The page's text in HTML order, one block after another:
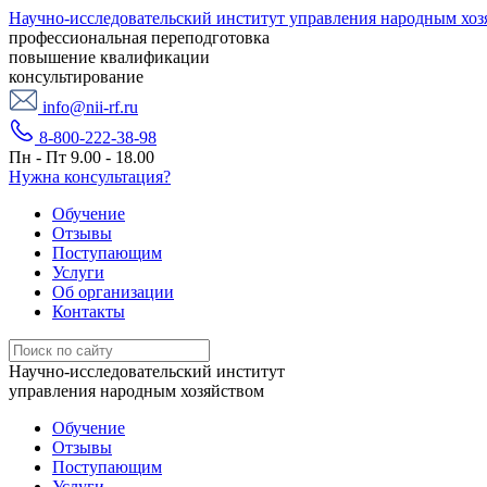
Научно-исследовательский институт управления народным
профессиональная переподготовка
повышение квалификации
консультирование
info@nii-rf.ru
8-800-222-38-98
Пн - Пт 9.00 - 18.00
Нужна консультация?
Обучение
Отзывы
Поступающим
Услуги
Об организации
Контакты
Научно-исследовательский институт
управления народным хозяйством
Обучение
Отзывы
Поступающим